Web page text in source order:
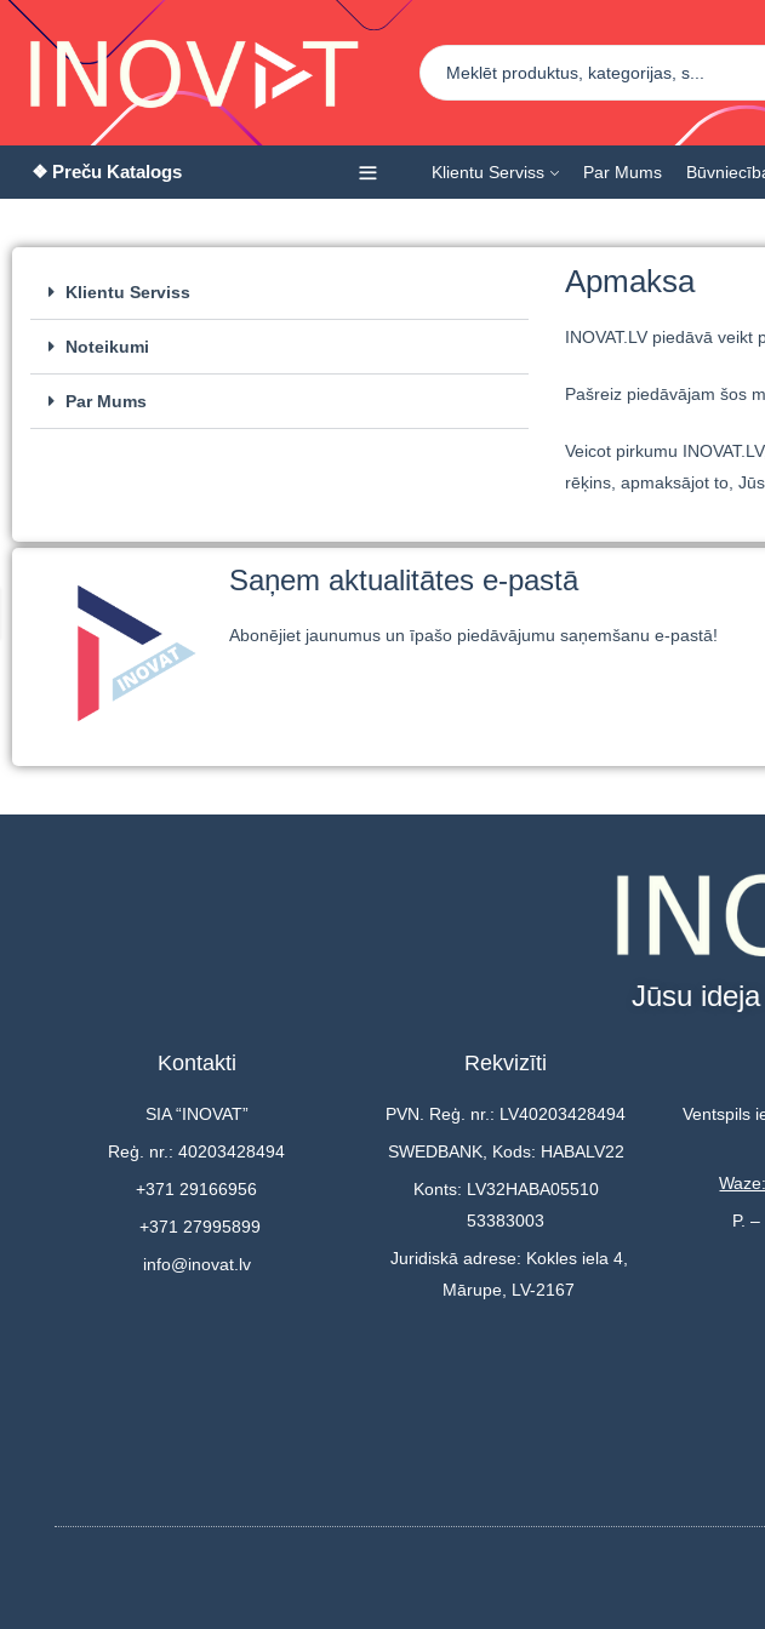
❖ Preču Katalogs Klientu Serviss Par Mums
Klientu Serviss
Noteikumi
Par Mums
Apmaksa
INOVAT.LV piedāvā
Pašreiz piedāvājam šos
Veicot pirkumu
rēķins, apmaksājot to,
Saņem aktualitātes e-pastā
Abonējiet jaunumus un īpašo piedāvājumu saņemšanu e-pastā!
Jūsu
Kontakti
SIA “INOVAT”
Reģ. nr.: 40203428494
+371 29166956
+371 27995899
info@inovat.lv
Rekvizīti
PVN. Reģ. nr.: LV40203428494
SWEDBANK, Kods: HABALV22
Konts: LV32HABA05510
53383003
Juridiskā adrese: Kokles iela 4,
Mārupe, LV-2167
Ventspils
P.